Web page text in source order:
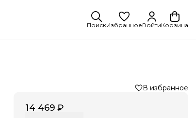
ПоискИзбранноеВойтиКорзина
В избранное
14 469 ₽